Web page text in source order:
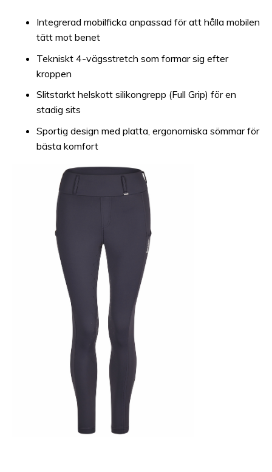
Integrerad mobilficka anpassad för att hålla mobilen
tätt mot benet
Tekniskt 4-vägsstretch som formar sig efter
kroppen
Slitstarkt helskott silikongrepp (Full Grip) för en
stadig sits
Sportig design med platta, ergonomiska sömmar för
bästa komfort